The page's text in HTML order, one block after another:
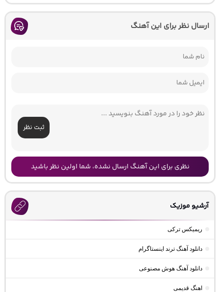
ارسال نظر برای این آهنگ
ثبت نظر
نظری برای این آهنگ ارسال نشده، شما اولین نظر باشید
آرشیو موزیک
ریمیکس ترکی
دانلود آهنگ ترند اینستاگرام
دانلود آهنگ هوش مصنوعی
اهنگ قدیمی